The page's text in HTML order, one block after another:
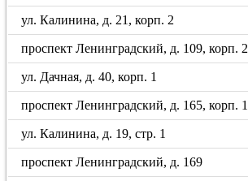
ул. Калинина, д. 21, корп. 2
проспект Ленинградский, д. 109, корп. 2
ул. Дачная, д. 40, корп. 1
проспект Ленинградский, д. 165, корп. 1
ул. Калинина, д. 19, стр. 1
проспект Ленинградский, д. 169